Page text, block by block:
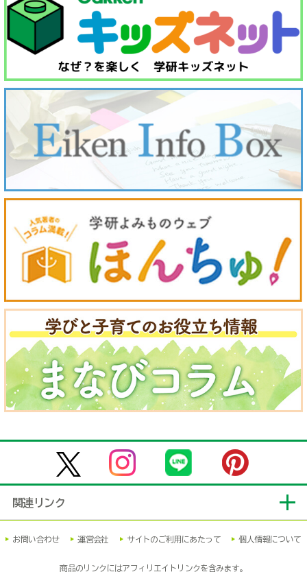
関連リンク
お問い合わせ 運営会社 サイトのご利用にあたって 個人情報について
商品のリンクにはアフィリエイトリンクを含みます。